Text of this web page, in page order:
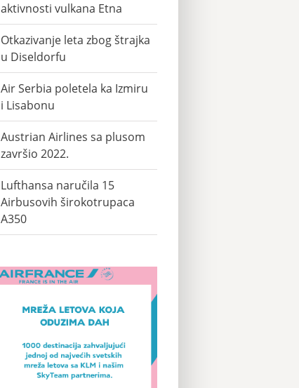
aktivnosti vulkana Etna
Otkazivanje leta zbog štrajka
u Diseldorfu
Air Serbia poletela ka Izmiru
i Lisabonu
Austrian Airlines sa plusom
završio 2022.
Lufthansa naručila 15
Airbusovih širokotrupaca
A350